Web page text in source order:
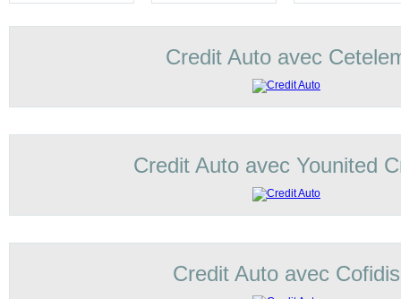
Credit Auto avec
Credit Auto avec Younited
Credit Auto avec Cofidis